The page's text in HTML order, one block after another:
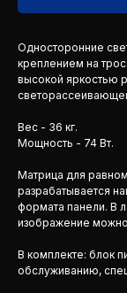
Односторонние
креплением на
высокой яркостью
Вес - 36 кг.
Мощность - 74 Вт.
Матрица для
разрабатывается
формата панели. В
изображение
В комплекте: блок
обслуживанию,